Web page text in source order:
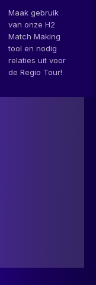
Maak gebruik
van onze H2
Match Making
tool en nodig
relaties uit voor
de Regio Tour!